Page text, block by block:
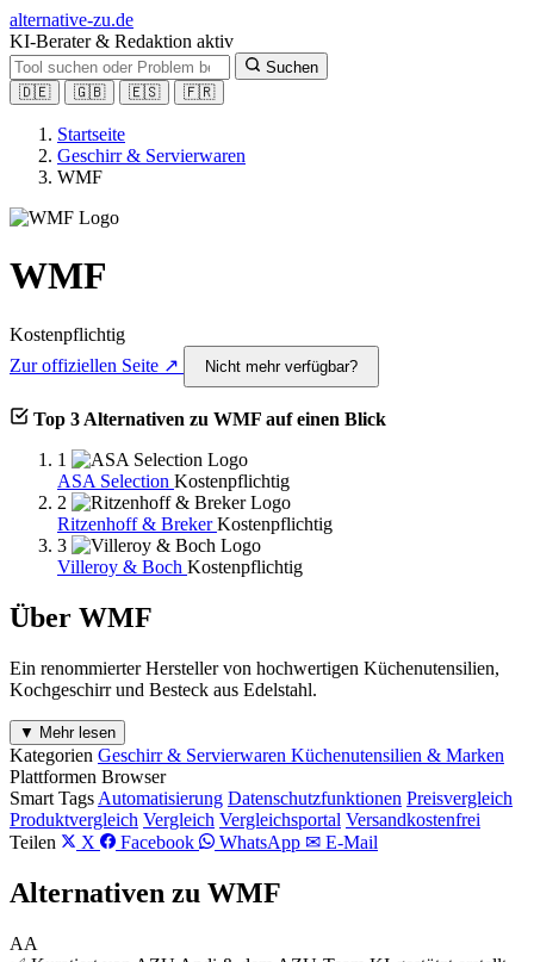
alternative-zu.de
KI-Berater & Redaktion aktiv
Suchen
🇩🇪
🇬🇧 🇪🇸 🇫🇷
Startseite
Geschirr & Servierwaren
WMF
WMF
Kostenpflichtig
Zur offiziellen Seite ↗
Nicht mehr verfügbar?
Top 3 Alternativen zu WMF auf einen Blick
1
ASA Selection Kostenpflichtig
2
Ritzenhoff & BrekerKostenpflichtig
3
Villeroy & Boch Kostenpflichtig
Über WMF
Ein renommierter Hersteller von hochwertigen Küchenutensilien,
Kochgeschirr und Besteck aus Edelstahl.
▼ Mehr lesen
Kategorien Geschirr & Servierwaren Küchenutensilien & Marken
Plattformen Browser
Smart Tags Automatisierung Datenschutzfunktionen Preisvergleich
Produktvergleich Vergleich Vergleichsportal Versandkostenfrei
Teilen
X Facebook WhatsApp ✉ E-Mail
Alternativen zu WMF
AA